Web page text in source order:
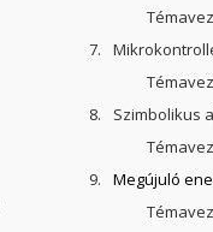
7.
8.
Szimbolikus
9.
Megújuló